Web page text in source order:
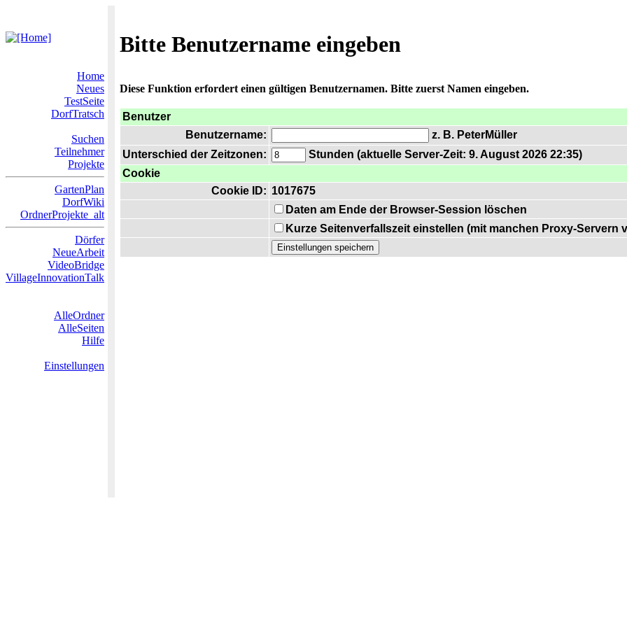
Bitte Benutzername eingeben
Home
Neues
TestSeite
DorfTratsch
Suchen
Teilnehmer
Projekte
GartenPlan
DorfWiki
OrdnerProjekte_alt
Dörfer
NeueArbeit
VideoBridge
VillageInnovationTalk
AlleOrdner
AlleSeiten
Hilfe
Einstellungen
Diese Funktion erfordert einen gültigen Benutzernamen. Bitte zuerst Namen eingeben.
Benutzer
Benutzername:
z. B. PeterMüller
Unterschied der Zeitzonen:
Stunden (aktuelle Server-Zeit: 9. August 2026 22:35)
Cookie
Cookie ID: 1017675
Daten am Ende der Browser-Session löschen
Kurze Seitenverfallszeit einstellen (mit manchen Proxy-Servern